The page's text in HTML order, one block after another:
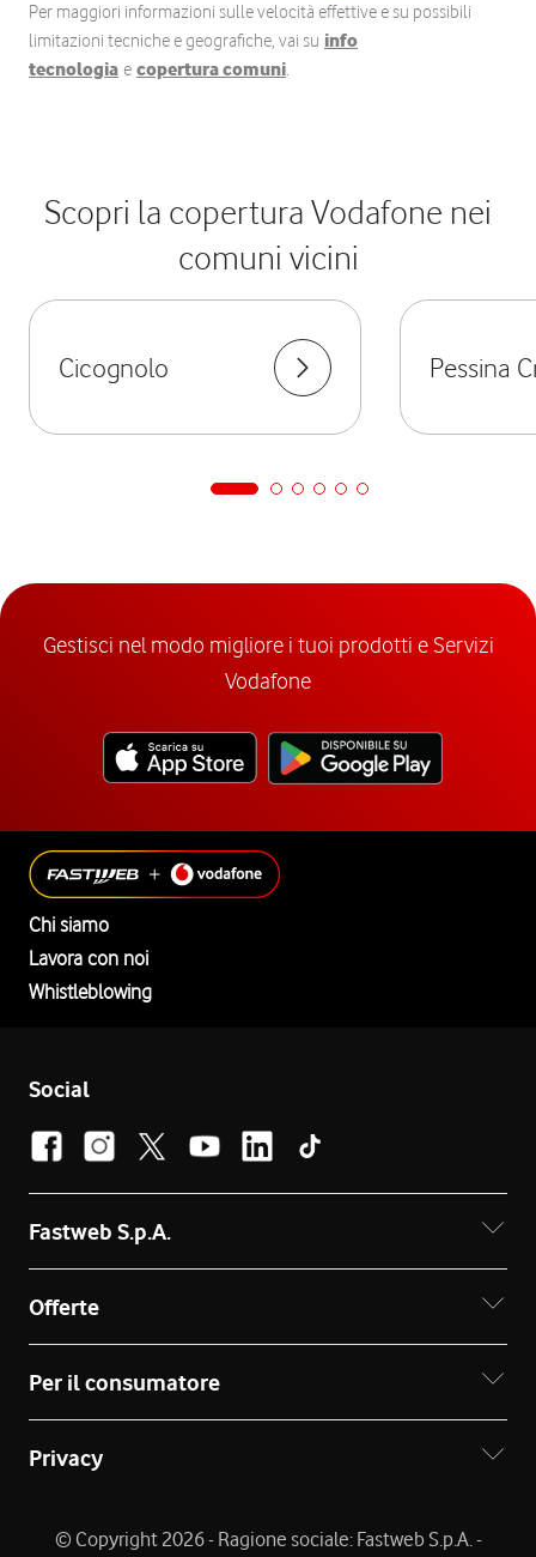
Per maggiori informazioni sulle velocità effettive e su possibili
limitazioni tecniche e geografiche, vai su info
tecnologia e copertura comuni.
Scopri la copertura Vodafone nei
comuni vicini
Cicognolo Pessina
Gestisci nel modo migliore i tuoi prodotti e Servizi
Vodafone
Chi siamo
Lavora con noi
Whistleblowing
Social
Fastweb S.p.A.
Offerte
Per il consumatore
Privacy
© Copyright 2026 - Ragione sociale: Fastweb S.p.A. -